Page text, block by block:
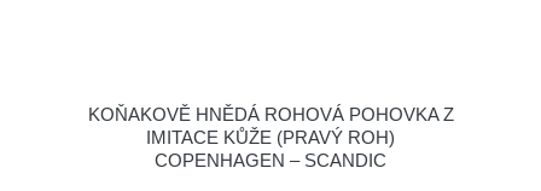
KOŇAKOVĚ HNĚDÁ ROHOVÁ POHOVKA Z
IMITACE KŮŽE (PRAVÝ ROH)
COPENHAGEN – SCANDIC